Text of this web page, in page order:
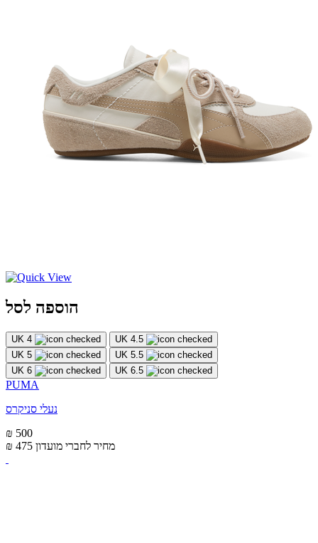
הוספה לסל
UK 4
UK 4.5
UK 5
UK 5.5
UK 6
UK 6.5
PUMA
נעלי סניקרס
₪ 500
₪ 475 מחיר לחברי מועדון